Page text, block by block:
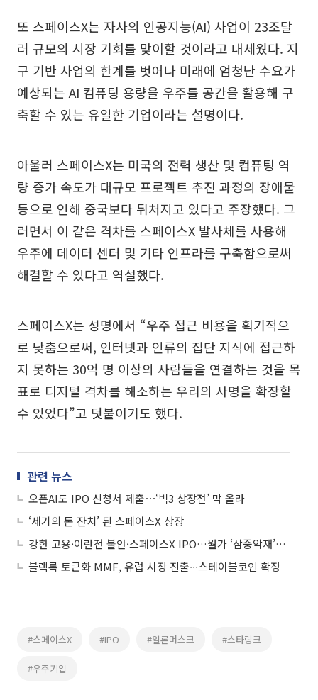
또 스페이스X는 자사의 인공지능(AI) 사업이 23조달
러 규모의 시장 기회를 맞이할 것이라고 내세웠다. 지
구 기반 사업의 한계를 벗어나 미래에 엄청난 수요가
예상되는 AI 컴퓨팅 용량을 우주를 공간을 활용해 구
축할 수 있는 유일한 기업이라는 설명이다.
아울러 스페이스X는 미국의 전력 생산 및 컴퓨팅 역
량 증가 속도가 대규모 프로젝트 추진 과정의 장애물
등으로 인해 중국보다 뒤처지고 있다고 주장했다. 그
러면서 이 같은 격차를 스페이스X 발사체를 사용해
우주에 데이터 센터 및 기타 인프라를 구축함으로써
해결할 수 있다고 역설했다.
스페이스X는 성명에서 “우주 접근 비용을 획기적으
로 낮춤으로써, 인터넷과 인류의 집단 지식에 접근하
지 못하는 30억 명 이상의 사람들을 연결하는 것을 목
표로 디지털 격차를 해소하는 우리의 사명을 확장할
수 있었다”고 덧붙이기도 했다.
관련 뉴스
오픈AI도 IPO 신청서 제출⋯‘빅3 상장전’ 막 올라
‘세기의 돈 잔치’ 된 스페이스X 상장
강한 고용·이란전 불안·스페이스X IPO…월가 ‘삼중악재’에 “더 큰 변동성 온다”
블랙록 토큰화 MMF, 유럽 시장 진출∙∙∙스테이블코인 확장
#스페이스X #IPO #일론머스크 #스타링크
#우주기업